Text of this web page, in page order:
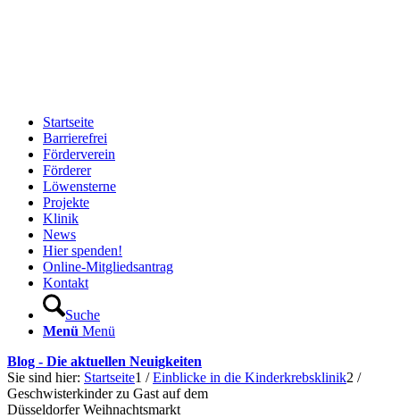
Startseite
Barrierefrei
Förderverein
Förderer
Löwensterne
Projekte
Klinik
News
Hier spenden!
Online-Mitgliedsantrag
Kontakt
Suche
Menü Menü
Blog - Die aktuellen Neuigkeiten
Sie sind hier: Startseite1 / Einblicke in die Kinderkrebsklinik2 /
Geschwisterkinder zu Gast auf dem
Düsseldorfer Weihnachtsmarkt